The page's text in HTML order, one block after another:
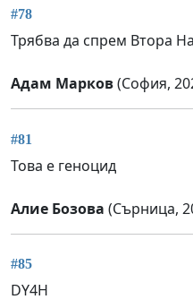
#78
Трябва да спрем Втора
Адам Марков(София,
#81
Това е геноцид
Алие Бозова (Сърница,
#85
DY4H